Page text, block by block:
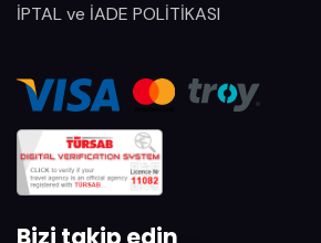
İPTAL ve İADE POLİTİKASI